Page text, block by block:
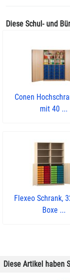
Diese Schul- und
Conen
mit 40 ...
Flexeo Schrank,
Boxe ...
Diese Artikel haben